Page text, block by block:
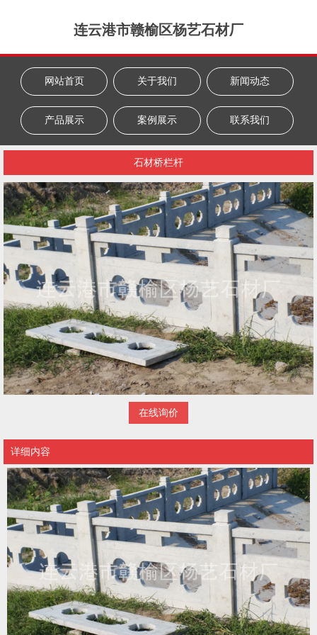
连云港市赣榆区杨艺石材厂
网站首页 关于我们 新闻动态
产品展示 案例展示 联系我们
石材桥栏杆
在线询价
详细内容